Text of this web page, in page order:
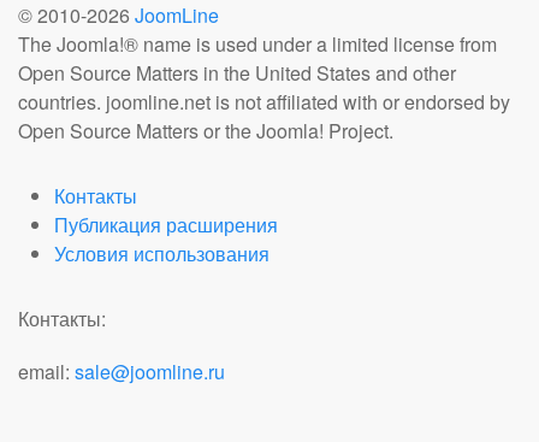
© 2010-2026 JoomLine
The Joomla!® name is used under a limited license from
Open Source Matters in the United States and other
countries. joomline.net is not affiliated with or endorsed by
Open Source Matters or the Joomla! Project.
Контакты
Публикация расширения
Условия использования
Контакты:
email: sale@joomline.ru